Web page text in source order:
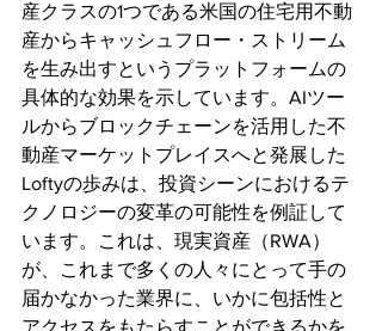
産クラスの1つである米国の住宅用不動
産からキャッシュフロー・ストリーム
を生み出すというプラットフォームの
具体的な効果を示しています。AIツー
ルからブロックチェーンを活用した不
動産マーケットプレイスへと発展した
Loftyの歩みは、投資シーンにおけるテ
クノロジーの変革の可能性を例証して
います。これは、現実資産（RWA）
が、これまで多くの人々にとって手の
届かなかった業界に、いかに包括性と